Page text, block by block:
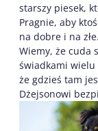
starszy piesek,
Pragnie, aby
na dobre i na złe.
Wiemy, że cuda
świadkami wielu
że gdzieś tam
Dżejsonowi